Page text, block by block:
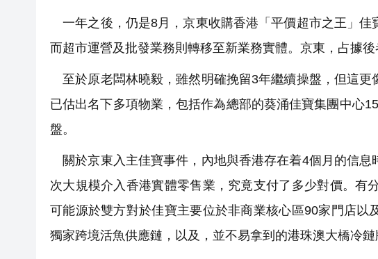
一年之後，仍是8月，京東收購香港「平價超市之王」佳
而超市運營及批發業務則轉移至新業務實體。京東，占據後
至於原老闆林曉毅，雖然明確挽留3年繼續操盤，但這
已估出名下多項物業，包括作為總部的葵涌佳寶集團中心
盤。
關於京東入主佳寶事件，內地與香港存在着4個月的信
次大規模介入香港實體零售業，究竟支付了多少對價。有
可能源於雙方對於佳寶主要位於非商業核心區90家門店
獨家跨境活魚供應鏈，以及，並不易拿到的港珠澳大橋冷鏈